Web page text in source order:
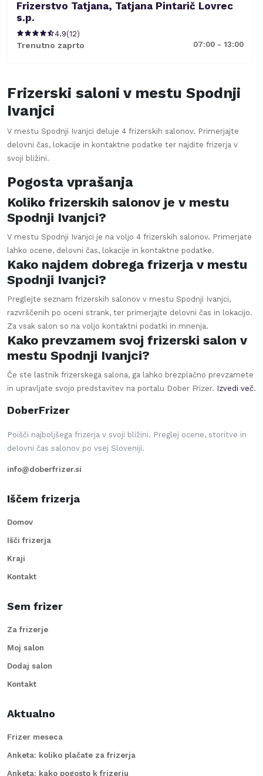
Frizerstvo Tatjana, Tatjana Pintarič Lovrec
s.p.
4.9(12)
Trenutno zaprto 07:00 - 13:00
Frizerski saloni v mestu Spodnji
Ivanjci
V mestu Spodnji Ivanjci deluje 4 frizerskih salonov. Primerjajte
delovni čas, lokacije in kontaktne podatke ter najdite frizerja v
svoji bližini.
Pogosta vprašanja
Koliko frizerskih salonov je v mestu
Spodnji Ivanjci?
V mestu Spodnji Ivanjci je na voljo 4 frizerskih salonov. Primerjate
lahko ocene, delovni čas, lokacije in kontaktne podatke.
Kako najdem dobrega frizerja v mestu
Spodnji Ivanjci?
Preglejte seznam frizerskih salonov v mestu Spodnji Ivanjci,
razvrščenih po oceni strank, ter primerjajte delovni čas in lokacijo.
Za vsak salon so na voljo kontaktni podatki in mnenja.
Kako prevzamem svoj frizerski salon v
mestu Spodnji Ivanjci?
Če ste lastnik frizerskega salona, ga lahko brezplačno prevzamete
in upravljate svojo predstavitev na portalu Dober Frizer. Izvedi več.
DoberFrizer
Poišči najboljšega frizerja v svoji bližini. Preglej ocene, storitve in
delovni čas salonov po vsej Sloveniji.
info@doberfrizer.si
Iščem frizerja
Domov
Išči frizerja
Kraji
Kontakt
Sem frizer
Za frizerje
Moj salon
Dodaj salon
Kontakt
Aktualno
Frizer meseca
Anketa: koliko plačate za frizerja
Anketa: kako pogosto k frizerju